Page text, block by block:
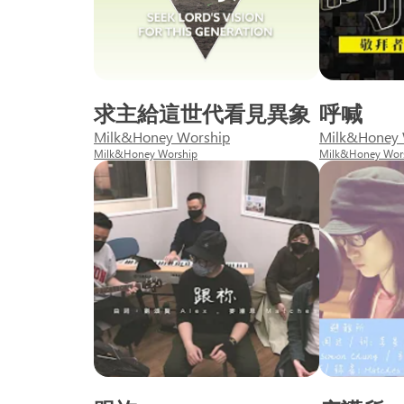
求主給這世代看見異象
Milk&Honey Worship
Milk&Honey Worship
呼喊
Milk&Honey
Milk&Honey